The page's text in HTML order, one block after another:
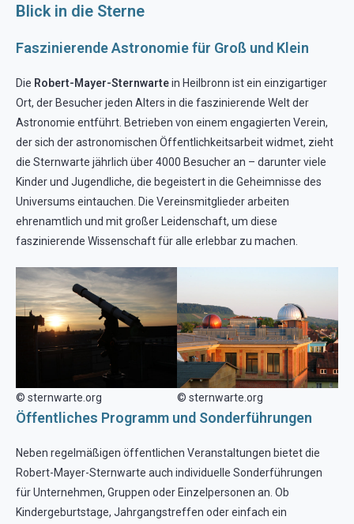
Blick in die Sterne
Faszinierende Astronomie für Groß und Klein
Die Robert-Mayer-Sternwartein Heilbronn ist ein einzigartiger
Ort, der Besucher jeden Alters in die faszinierende Welt der
Astronomie entführt. Betrieben von einem engagierten Verein,
der sich der astronomischen Öffentlichkeitsarbeit widmet, zieht
die Sternwarte jährlich über 4000 Besucher an – darunter viele
Kinder und Jugendliche, die begeistert in die Geheimnisse des
Universums eintauchen. Die Vereinsmitglieder arbeiten
ehrenamtlich und mit großer Leidenschaft, um diese
faszinierende Wissenschaft für alle erlebbar zu machen.
© sternwarte.org © sternwarte.org
Öffentliches Programm und Sonderführungen
Neben regelmäßigen öffentlichen Veranstaltungen bietet die
Robert-Mayer-Sternwarte auch individuelle Sonderführungen
für Unternehmen, Gruppen oder Einzelpersonen an. Ob
Kindergeburtstage, Jahrgangstreffen oder einfach ein